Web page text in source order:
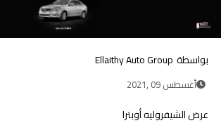
بواسطة Ellaithy Auto Group
أغسطس 09 ,2021
عرض الشيفروليه أوبترا